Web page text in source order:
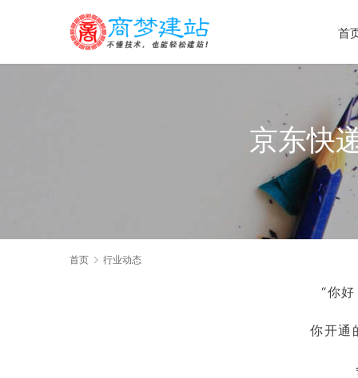
首
京东快
首页 行业动态
“你
你开通